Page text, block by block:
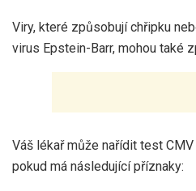
Viry, které způsobují chřipku
virus Epstein-Barr, mohou také
Váš lékař může nařídit test
pokud má následující příznaky: